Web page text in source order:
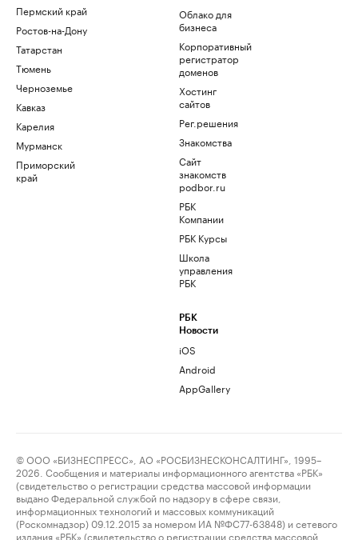
Пермский край
Ростов-на-Дону
Татарстан
Тюмень
Черноземье
Кавказ
Карелия
Мурманск
Приморский
край
Облако для
бизнеса
Корпоративный
регистратор
доменов
Хостинг
сайтов
Рег.решения
Знакомства
Сайт
знакомств
podbor.ru
РБК
Компании
РБК Курсы
Школа
управления
РБК
РБК
Новости
iOS
Android
AppGallery
© ООО «БИЗНЕСПРЕСС», АО «РОСБИЗНЕСКОНСАЛТИНГ», 1995–
2026. Сообщения и материалы информационного агентства «РБК»
(свидетельство о регистрации средства массовой информации
выдано Федеральной службой по надзору в сфере связи,
информационных технологий и массовых коммуникаций
(Роскомнадзор) 09.12.2015 за номером ИА №ФС77-63848) и сетевого
издания «РБК» (свидетельство о регистрации средства массовой